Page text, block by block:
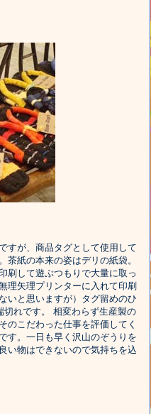
すが、商品タグとして使用して
紙の本来の姿はデリの紙袋。
刷して遊ぶつもりで大量に取っ
理矢理プリンターに入れて印刷
いと思いますが）タグ留めのひ
切れです。 相変わらず生産製の
のこだわった仕事を評価してく
す。一日も早く沢山のぞうりを
い物はできないので気持ちを込